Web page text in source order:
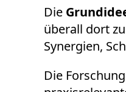
Die
überall dort
Synergien,
Die